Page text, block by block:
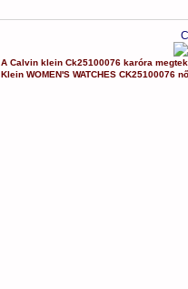
A Calvin klein Ck25100076 karóra
Klein WOMEN'S WATCHES CK25100076